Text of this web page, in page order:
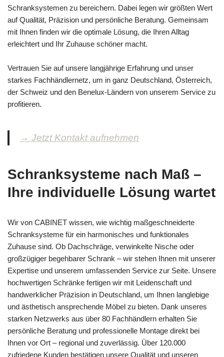
Schranksystemen zu bereichern. Dabei legen wir größten Wert
auf Qualität, Präzision und persönliche Beratung. Gemeinsam
mit Ihnen finden wir die optimale Lösung, die Ihren Alltag
erleichtert und Ihr Zuhause schöner macht.
Vertrauen Sie auf unsere langjährige Erfahrung und unser
starkes Fachhändlernetz, um in ganz Deutschland, Österreich,
der Schweiz und den Benelux-Ländern von unserem Service zu
profitieren.
→ Jetzt Kontakt aufnehmen
Schranksysteme nach Maß –
Ihre individuelle Lösung wartet
Wir von CABINET wissen, wie wichtig maßgeschneiderte
Schranksysteme für ein harmonisches und funktionales
Zuhause sind. Ob Dachschräge, verwinkelte Nische oder
großzügiger begehbarer Schrank – wir stehen Ihnen mit unserer
Expertise und unserem umfassenden Service zur Seite. Unsere
hochwertigen Schränke fertigen wir mit Leidenschaft und
handwerklicher Präzision in Deutschland, um Ihnen langlebige
und ästhetisch ansprechende Möbel zu bieten. Dank unseres
starken Netzwerks aus über 80 Fachhändlern erhalten Sie
persönliche Beratung und professionelle Montage direkt bei
Ihnen vor Ort – regional und zuverlässig. Über 120.000
zufriedene Kunden bestätigen unsere Qualität und unseren